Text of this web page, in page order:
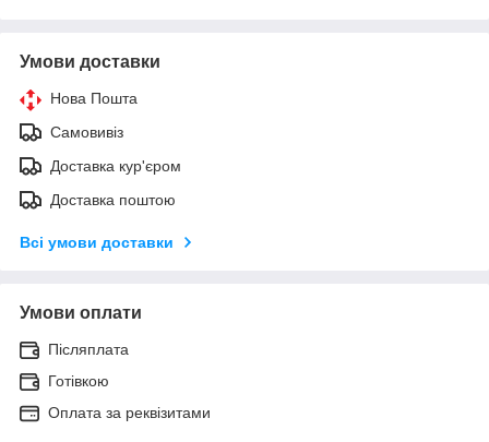
Умови доставки
Нова Пошта
Самовивіз
Доставка кур'єром
Доставка поштою
Всі умови доставки
Умови оплати
Післяплата
Готівкою
Оплата за реквізитами